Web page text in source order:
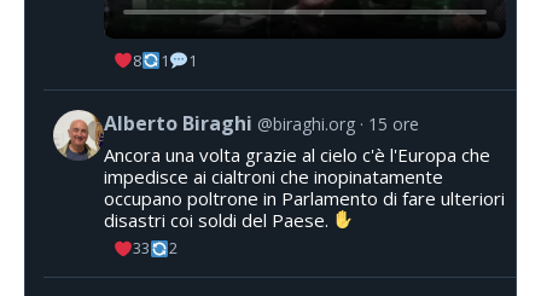
8 1 1
Alberto Biraghi @biraghi.org 15 ore
Ancora una volta grazie al cielo c'è l'Europa che
impedisce ai cialtroni che inopinatamente
occupano poltrone in Parlamento di fare ulteriori
disastri coi soldi del Paese.
33 2